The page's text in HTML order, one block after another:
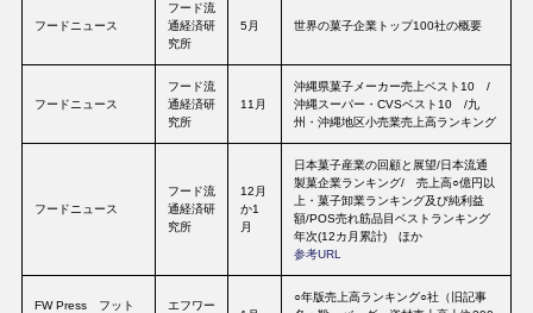
フードニュース
フード流
通経済研
究所
5月 世界の菓子企業トップ100社の概要
フードニュース
フード流
通経済研
究所
11月
沖縄県菓子メーカー売上ベスト10 /
沖縄スーパー・CVSベスト10 /九
州・沖縄地区小売業売上高ランキング
フードニュース
フード流
通経済研
究所
12月
か1
月
日本菓子産業の回顧と展望/日本流通
製菓企業ランキング/ 売上高○億円以
上・菓子卸業ランキング及び純利益
額/POS売れ筋品目ベストランキング
年次(12カ月累計) ほか
参考URL
FW Press フット
エフワー
○年版売上高ランキング○社（旧記事